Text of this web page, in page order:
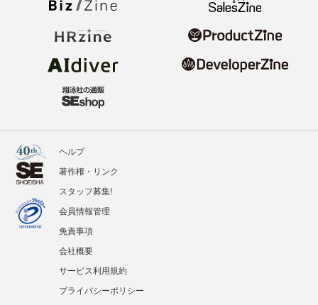
ヘルプ
著作権・リンク
スタッフ募集!
会員情報管理
免責事項
会社概要
サービス利用規約
プライバシーポリシー